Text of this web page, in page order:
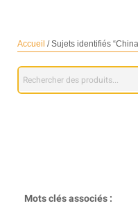
Accueil / Sujets identifiés
Mots clés associés :